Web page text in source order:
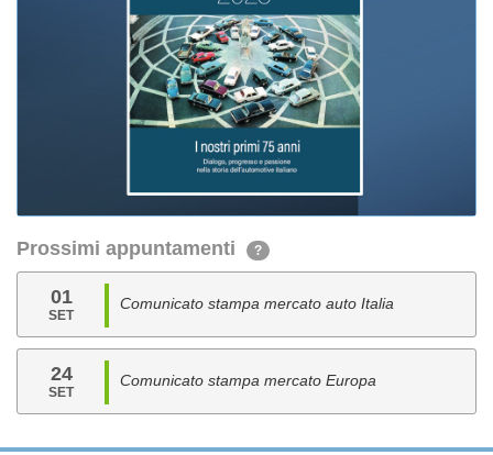
Prossimi appuntamenti ?
01
SET
Comunicato stampa mercato auto Italia
24
SET
Comunicato stampa mercato Europa